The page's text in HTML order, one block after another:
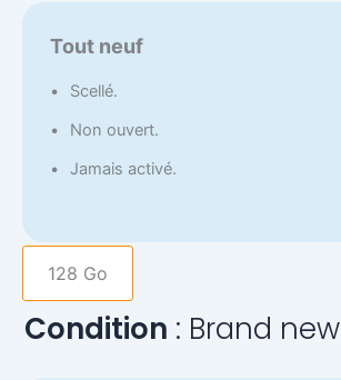
Tout neuf
Scellé.
Non ouvert.
Jamais activé.
128 Go
Condition Brand new